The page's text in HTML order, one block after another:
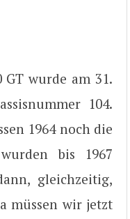
wurde am 31.
104.
1964 noch die
bis 1967
gleichzeitig,
müssen wir jetzt